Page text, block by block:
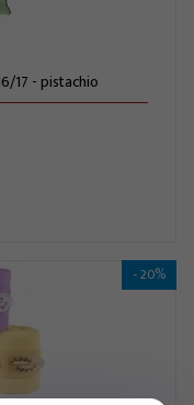
17 - pistachio
- 20%